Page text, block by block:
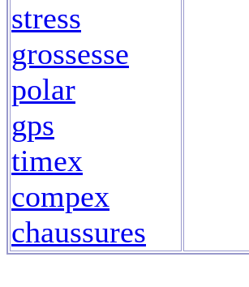
stress
grossesse
polar
gps
timex
compex
chaussures